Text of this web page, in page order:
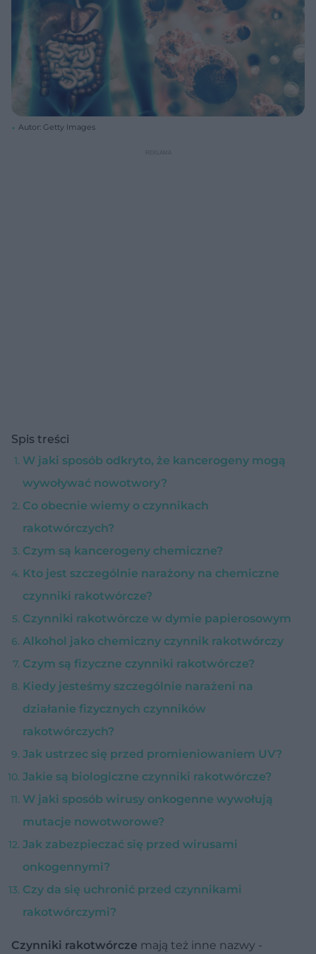
Autor: Getty Images
Spis treści
W jaki sposób odkryto, że kancerogeny mogą
wywoływać nowotwory?
Co obecnie wiemy o czynnikach
rakotwórczych?
Czym są kancerogeny chemiczne?
Kto jest szczególnie narażony na chemiczne
czynniki rakotwórcze?
Czynniki rakotwórcze w dymie papierosowym
Alkohol jako chemiczny czynnik rakotwórczy
Czym są fizyczne czynniki rakotwórcze?
Kiedy jesteśmy szczególnie narażeni na
działanie fizycznych czynników
rakotwórczych?
Jak ustrzec się przed promieniowaniem UV?
Jakie są biologiczne czynniki rakotwórcze?
W jaki sposób wirusy onkogenne wywołują
mutacje nowotworowe?
Jak zabezpieczać się przed wirusami
onkogennymi?
Czy da się uchronić przed czynnikami
rakotwórczymi?
Czynniki rakotwórcze mają też inne nazwy -